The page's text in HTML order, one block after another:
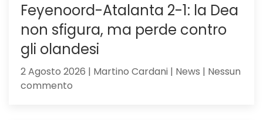
Feyenoord-Atalanta 2-1: la Dea
non sfigura, ma perde contro
gli olandesi
2 Agosto 2026 | Martino Cardani | News | Nessun
commento